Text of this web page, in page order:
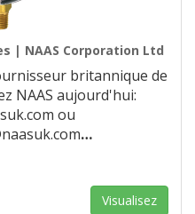
| NAAS Corporation Ltd
britannique de
NAAS aujourd'hui:
ou
…
Visualisez